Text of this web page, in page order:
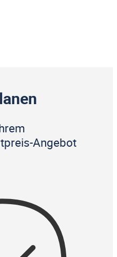
Angebot